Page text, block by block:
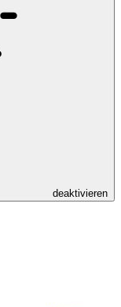
deaktivieren